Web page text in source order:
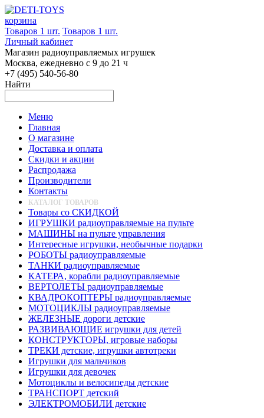
корзина
Товаров 1 шт. Товаров 1 шт.
Личный кабинет
Магазин радиоуправляемых игрушек
Москва, ежедневно с 9 до 21 ч
+7 (495) 540-56-80
Найти
Меню
Главная
О магазине
Доставка и оплата
Скидки и акции
Распродажа
Производители
Контакты
КАТАЛОГ ТОВАРОВ
Товары со СКИДКОЙ
ИГРУШКИ радиоуправляемые на пульте
МАШИНЫ на пульте управления
Интересные игрушки, необычные подарки
РОБОТЫ радиоуправляемые
ТАНКИ радиоуправляемые
КАТЕРА, корабли радиоуправляемые
ВЕРТОЛЕТЫ радиоуправляемые
КВАДРОКОПТЕРЫ радиоуправляемые
МОТОЦИКЛЫ радиоуправляемые
ЖЕЛЕЗНЫЕ дороги детские
РАЗВИВАЮЩИЕ игрушки для детей
КОНСТРУКТОРЫ, игровые наборы
ТРЕКИ детские, игрушки автотреки
Игрушки для мальчиков
Игрушки для девочек
Мотоциклы и велосипеды детские
ТРАНСПОРТ детский
ЭЛЕКТРОМОБИЛИ детские